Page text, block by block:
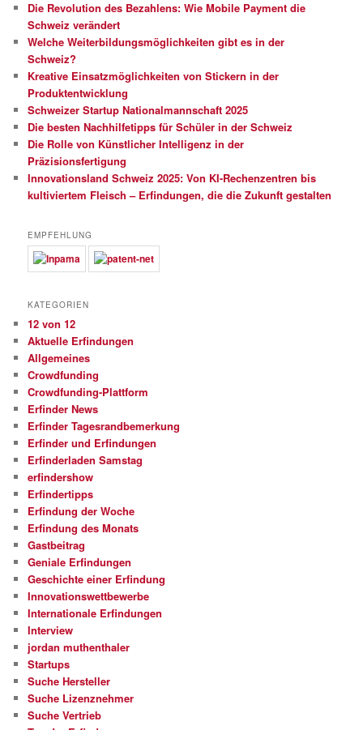
Die Revolution des Bezahlens: Wie Mobile Payment die
Schweiz verändert
Welche Weiterbildungsmöglichkeiten gibt es in der
Schweiz?
Kreative Einsatzmöglichkeiten von Stickern in der
Produktentwicklung
Schweizer Startup Nationalmannschaft 2025
Die besten Nachhilfetipps für Schüler in der Schweiz
Die Rolle von Künstlicher Intelligenz in der
Präzisionsfertigung
Innovationsland Schweiz 2025: Von KI-Rechenzentren bis
kultiviertem Fleisch – Erfindungen, die die Zukunft gestalten
EMPFEHLUNG
KATEGORIEN
12 von 12
Aktuelle Erfindungen
Allgemeines
Crowdfunding
Crowdfunding-Plattform
Erfinder News
Erfinder Tagesrandbemerkung
Erfinder und Erfindungen
Erfinderladen Samstag
erfindershow
Erfindertipps
Erfindung der Woche
Erfindung des Monats
Gastbeitrag
Geniale Erfindungen
Geschichte einer Erfindung
Innovationswettbewerbe
Internationale Erfindungen
Interview
jordan muthenthaler
Startups
Suche Hersteller
Suche Lizenznehmer
Suche Vertrieb